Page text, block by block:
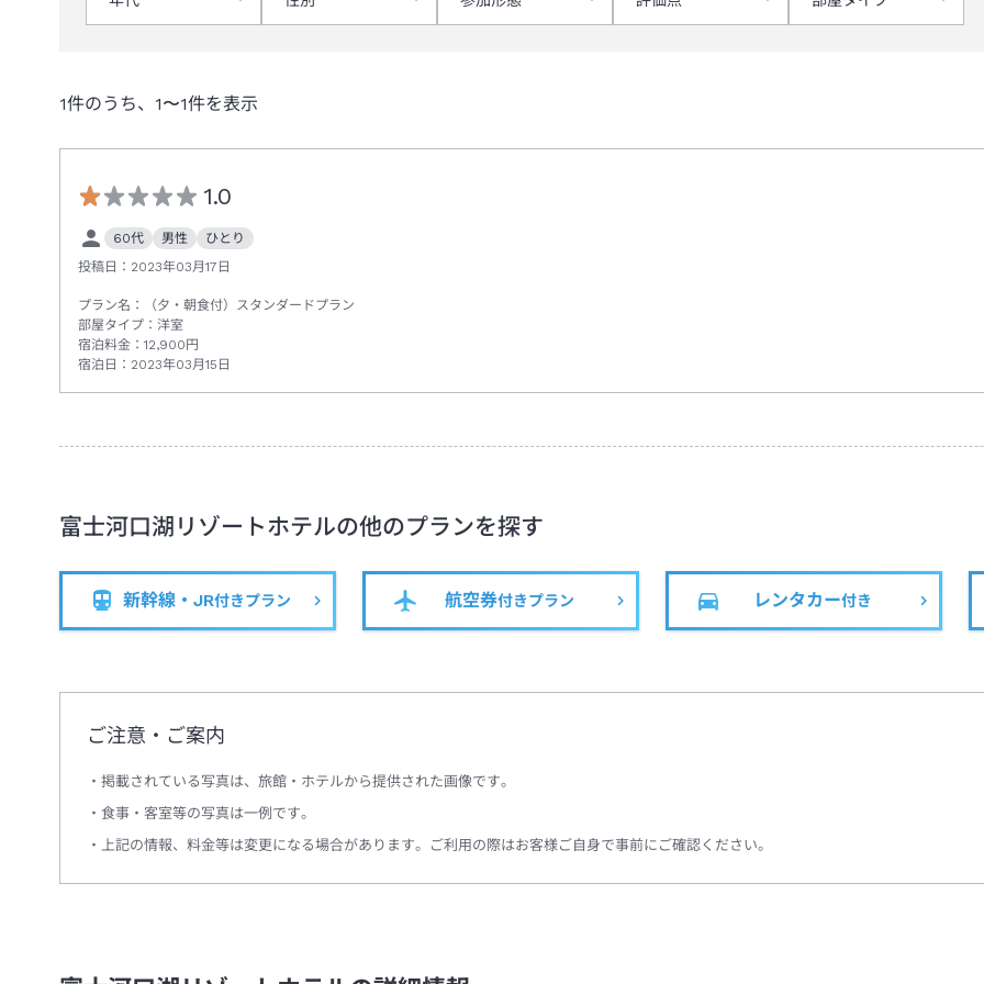
1件のうち、 1〜1件を表示
1.0
60代 男性
ひとり
投稿日： 2023年03月17日
プラン名：
（夕・朝食付）スタンダードプラン
部屋タイプ： 洋室
宿泊料金： 12,900円
宿泊日： 2023年03月15日
富士河口湖リゾートホテルの他のプランを探す
新幹線・JR付きプラン 航空券付きプラン レンタカー付き
ご注意・ご案内
掲載されている写真は、旅館・ホテルから提供された画像です。
食事・客室等の写真は一例です。
上記の情報、料金等は変更になる場合があります。ご利用の際はお客様ご自身で事前にご確認ください。